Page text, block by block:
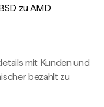
zu AMD
mit Kunden und
bezahlt zu